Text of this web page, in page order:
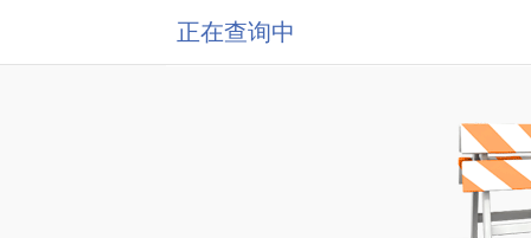
正在查询中